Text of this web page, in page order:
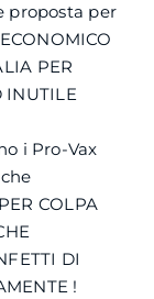
proposta per
PER
INUTILE
i Pro-Vax
COLPA
DI
!